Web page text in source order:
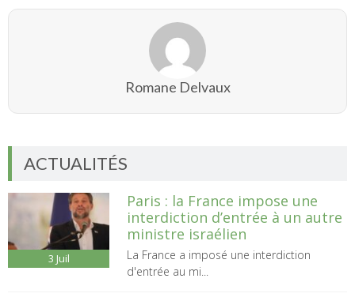
Romane Delvaux
ACTUALITÉS
3 Juil
Paris : la France impose une
interdiction d’entrée à un autre
ministre israélien
La France a imposé une interdiction
d'entrée au mi...